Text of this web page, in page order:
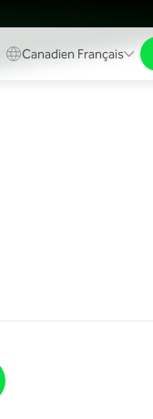
Canadien Français